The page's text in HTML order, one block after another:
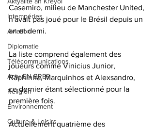
Intempéries
Aviation
Diplomatie
Télécommunications
Actu EN BREF
Religion
Environnement
Culture & Loisirs
Casemiro, milieu de Manchester United,
n'avait pas joué pour le Brésil depuis un
an et demi.
La liste comprend également des
joueurs comme Vinicius Junior,
Raphinha, Marquinhos et Alexsandro,
ce dernier étant sélectionné pour la
première fois.
Actuellement quatrième des